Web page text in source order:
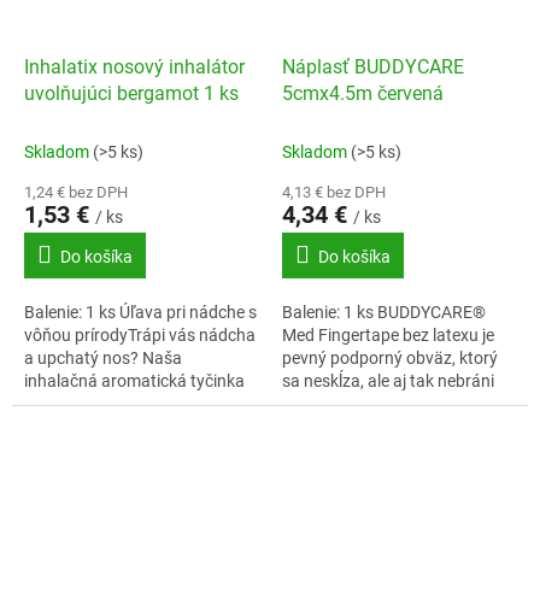
Inhalatix nosový inhalátor
uvolňujúci bergamot 1 ks
Skladom (>5 ks)
1,24 € bez DPH
1,53 € / ks
Do košíka
Balenie: 1 ks Úľava pri nádche s
vôňou prírodyTrápi vás nádcha
a upchatý nos? Naša
inhalačná aromatická tyčinka
pri nádche obsahuje starostlivo
Náplasť BUDDYCARE
5cmx4.5m červená
Skladom (>5 ks)
4,13 € bez DPH
4,34 € / ks
Do košíka
Balenie: 1 ks BUDDYCARE®
Med Fingertape bez latexu je
pevný podporný obväz, ktorý
sa neskĺza, ale aj tak nebráni
prekrveniu.